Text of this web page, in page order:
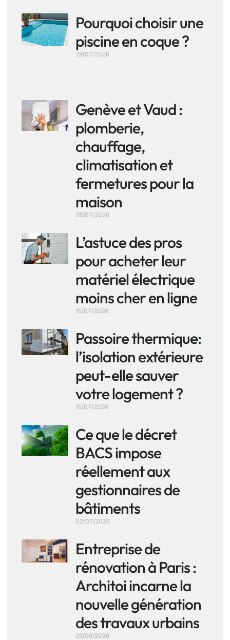
Pourquoi choisir une
piscine en coque ?
29/07/2026
Genève et Vaud :
plomberie,
chauffage,
climatisation et
fermetures pour la
maison
28/07/2026
L’astuce des pros
pour acheter leur
matériel électrique
moins cher en ligne
15/07/2026
Passoire thermique:
l’isolation extérieure
peut-elle sauver
votre logement ?
15/07/2026
Ce que le décret
BACS impose
réellement aux
gestionnaires de
bâtiments
02/07/2026
Entreprise de
rénovation à Paris :
Architoi incarne la
nouvelle génération
des travaux urbains
29/06/2026